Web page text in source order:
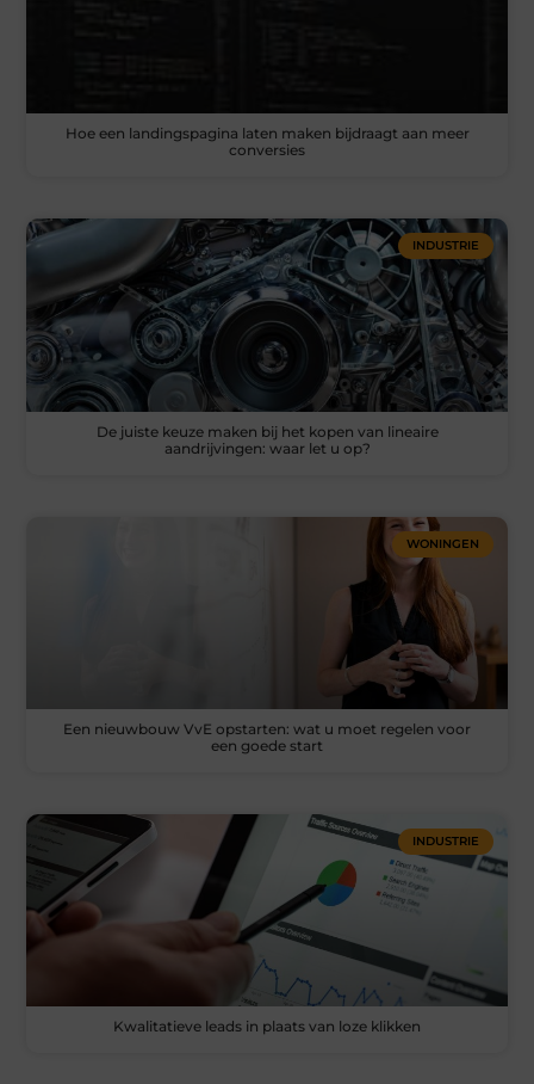
Hoe een landingspagina laten maken bijdraagt aan meer
conversies
INDUSTRIE
De juiste keuze maken bij het kopen van lineaire
aandrijvingen: waar let u op?
WONINGEN
Een nieuwbouw VvE opstarten: wat u moet regelen voor
een goede start
INDUSTRIE
Kwalitatieve leads in plaats van loze klikken